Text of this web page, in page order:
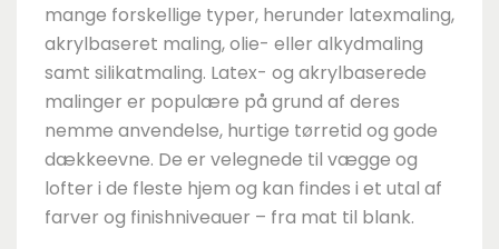
mange forskellige typer, herunder latexmaling,
akrylbaseret maling, olie- eller alkydmaling
samt silikatmaling. Latex- og akrylbaserede
malinger er populære på grund af deres
nemme anvendelse, hurtige tørretid og gode
dækkeevne. De er velegnede til vægge og
lofter i de fleste hjem og kan findes i et utal af
farver og finishniveauer – fra mat til blank.